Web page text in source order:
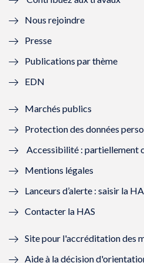
l
l
f
n
ê
t
r
e
)
e
e
n
ê
r
)
Nous rejoindre
Presse
Publications par thème
EDN
Marchés publics
Protection des données
Accessibilité : partiellement
Mentions légales
Lanceurs d’alerte : saisir la
Contacter la HAS
Site pour l'accréditation des
Aide à la décision